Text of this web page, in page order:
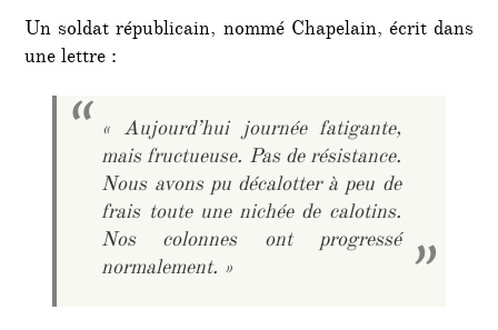
Un soldat républicain, nommé Chapelain, écrit dans
une lettre :
« Aujourd’hui journée fatigante,
mais fructueuse. Pas de résistance.
Nous avons pu décalotter à peu de
frais toute une nichée de calotins.
Nos colonnes ont progressé
normalement. »